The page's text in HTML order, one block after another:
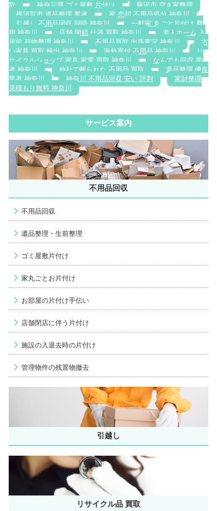
取
神奈川県 ゴミ屋敷 片付け
藤沢市 空き家整理
横須賀市 遺品整理 業者
家 売却 不用品処分 神奈川
引越し 不用品回収 同時 神奈川
一軒家 丸ごと片付け 費
用 神奈川
店舗 閉鎖 什器 買取 神奈川
老人ホーム 入
居前 荷物整理 神奈川
不用品買取 出張査定 神奈川
古
い家具 買取 輸出 神奈川
海外寄付 不用品 神奈川
リ
サイクルショップ 家具 家電 買取 神奈川
なんでも回収 業
者 神奈川
他社で断られた 不用品 買取
遺品整理 優良
業者 神奈川
神奈川 不用品回収 安い 評判
家財整理
見積もり無料 神奈川
サービス案内
不用品回収
不用品回収
遺品整理・生前整理
ゴミ屋敷片付け
家丸ごとお片付け
お部屋の片付け手伝い
店舗閉店に伴う片付け
施設の入退去時の片付け
管理物件の残置物撤去
引越し
リサイクル品 買取